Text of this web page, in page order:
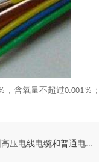
，含氧量不超过0.001％；
压电线电缆和普通电...